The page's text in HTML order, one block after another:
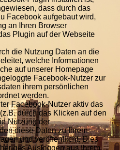
dass durch das
Facebook aufgebaut wird,
an Ihren Browser
Plugin auf der Webseite
die Nutzung Daten an die
welche Informationen
auf unserer Homepage
Facebook-Nutzer zur
ihrem persönlichen
werden.
Facebook-Nutzer aktiv das
durch das Klicken auf den
Nutzung der
diese Daten zu Ihrem
und veröffentlicht. Dies
Ausloggen aus Ihrem